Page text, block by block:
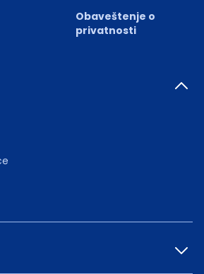
Obaveštenje o
privatnosti